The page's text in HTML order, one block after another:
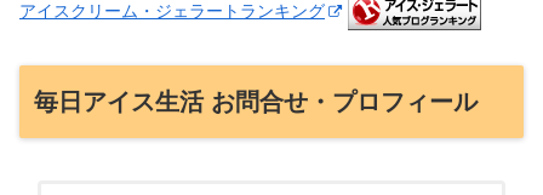
アイスクリーム・ジェラートランキング
毎日アイス生活 お問合せ・プロフィール